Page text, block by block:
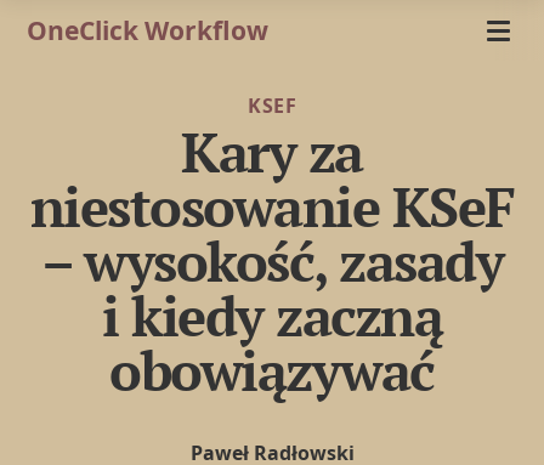
OneClick Workflow
KSEF
Kary za
niestosowanie KSeF
– wysokość, zasady
i kiedy zaczną
obowiązywać
Paweł Radłowski